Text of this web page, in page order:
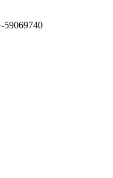
59069740